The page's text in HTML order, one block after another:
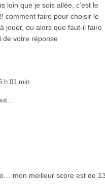
loin que je sois allée, c’est le
comment faire pour choisir le
jouer, ou alors que faut-il faire
de votre réponse
h 01 min
mon meilleur score est de